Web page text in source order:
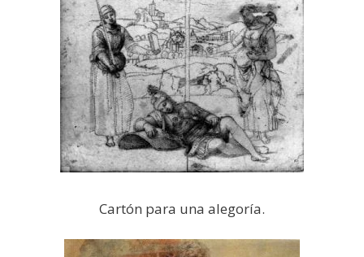
Cartón para una alegoría.